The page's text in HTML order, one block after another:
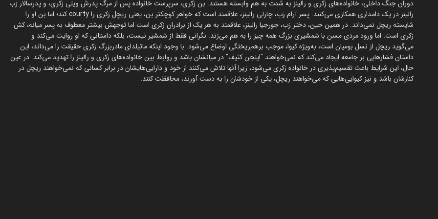
دوران جنگ داخلی، خانواده‌های زکری و رالینز به شدت به هم وابسته هستند. بن زکری، سرپرست خانواده پس از مرگ پدرش ویلی زکری، و پدرسالار زب
رالینز در یک دامداری همکاری می‌کنند. پسر آرام زب، چارلی رالینز، علاقمند است که خواهر کوچکتر بن، یعنی ریچل زکری را courty کند؛ اما بن او را
شایسته ریچل نمی‌داند. در همین حین، دختر زب، جورجیا رالینز، علاقمند به هر یک از برادران زکری است اما توجهش بیشتر معطوف به پسر میانه، کش
زکری است. اما ورود مردی مسن با شمشیری بزرگ همه چیز را به هم می‌زند. نگرانی فقط از شمشیر نیست، بلکه داستانی که او روایت می‌کند و
می‌گوید ریچل از نسل بومیان است، به‌ویژه کیوا، موجب برهم‌ریختگی اوضاع می‌شود. با وجود اینکه ماتیلدای مادربزرگ زکری حقیقت را می‌داند، این
داستان فشارهایی بر جامعه ایجاد می‌کند که نمی‌خواهند "اینجن کثیف" در میانشان باشد و روابط بین خانواده‌های زکری و رالینز را تهدید می‌کند. در عین
حال، این شرایط باعث تقسیم‌پذیری در خانواده زکری می‌شود، زیرا آنها تلاش می‌کنند از خود و دارایی‌هایشان در برابر کسانی که نمی‌خواهند ریچل در
کنارشان باشد و نیز کیوایی‌هایی که می‌خواهند ریچل، یکی از خودشان را به دست آورند، محافظت کنند.